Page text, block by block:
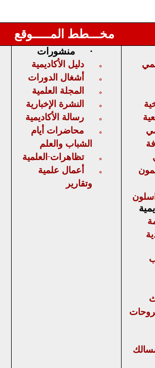
مخـــطط المـــــوقع
· منشورات
o دليل الأكاديمية
o أشغال الدورات
o المجلة العلمية
o النشرة الإخبارية
o رسالة الأكاديمية
o
محاضرات أيام
الشباب والعلم
o تظاهرات العلمية
o
أعمال علمية
وتقارير